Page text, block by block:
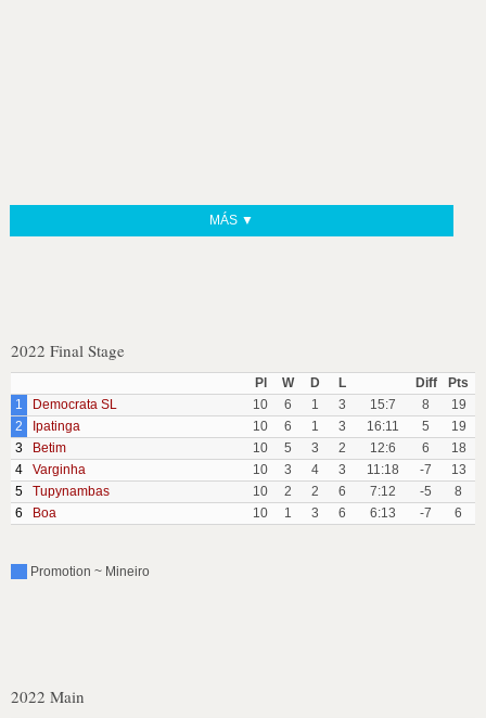
MÁS ▼
2022 Final Stage
Pl W D L Diff
Pts
1
Democrata SL 10 6 1 3 15:7 8
19
2
Ipatinga 10 6 1 3 16:11 5
19
3
Betim 10 5 3 2 12:6 6
18
4
Varginha 10 3 4 3 11:18 -7
13
5
Tupynambas 10 2 2 6 7:12 -5
8
6
Boa 10 1 3 6 6:13 -7 6
Promotion ~ Mineiro
2022 Main